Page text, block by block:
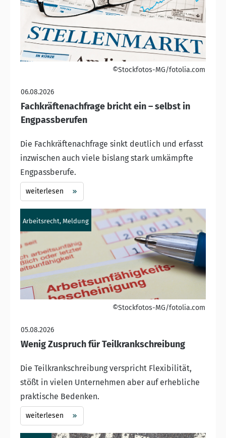
©Stockfotos-MG/fotolia.com
06.08.2026
Fachkräftenachfrage bricht ein – selbst in
Engpassberufen
Die Fachkräftenachfrage sinkt deutlich und erfasst
inzwischen auch viele bislang stark umkämpfte
Engpassberufe.
weiterlesen
Arbeitsrecht, Meldung
©Stockfotos-MG/fotolia.com
05.08.2026
Wenig Zuspruch für Teilkrankschreibung
Die Teilkrankschreibung verspricht Flexibilität,
stößt in vielen Unternehmen aber auf erhebliche
praktische Bedenken.
weiterlesen